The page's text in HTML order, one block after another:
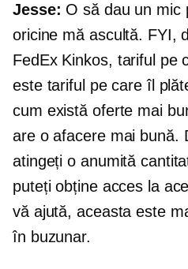
Jesse: O să dau un mic
oricine mă ascultă. FYI,
FedEx Kinkos, tariful pe
este tariful pe care îl
cum există oferte mai
are o afacere mai bună.
atingeți o anumită
puteți obține acces la
vă ajută, aceasta este
în buzunar.